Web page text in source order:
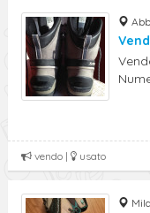
vendo | usato